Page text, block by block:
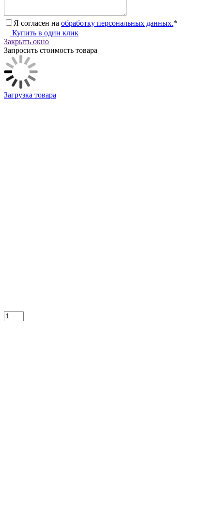
Я согласен на обработку персональных данных.*
Купить в один клик
Закрыть окно
Запросить стоимость товара
Загрузка товара